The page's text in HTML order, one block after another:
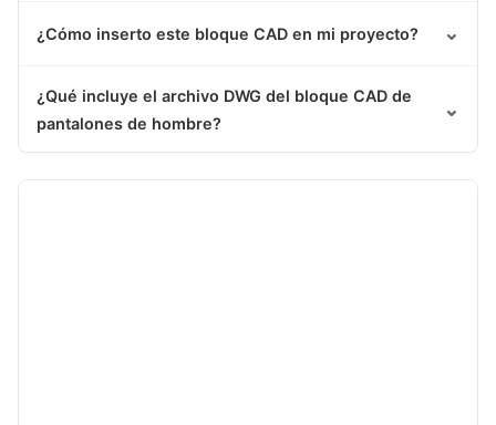
¿Cómo inserto este bloque CAD en mi proyecto? ⌄
¿Qué incluye el archivo DWG del bloque CAD de
pantalones de hombre?
⌄